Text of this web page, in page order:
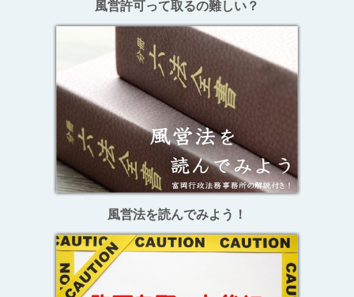
風営許可って取るの難しい？
風営法を読んでみよう！